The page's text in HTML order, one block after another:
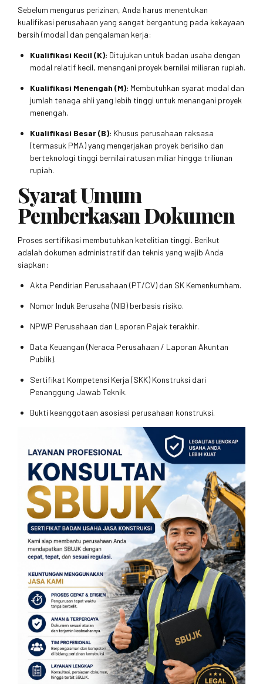
Sebelum mengurus perizinan, Anda harus menentukan
kualifikasi perusahaan yang sangat bergantung pada kekayaan
bersih (modal) dan pengalaman kerja:
Kualifikasi Kecil (K): Ditujukan untuk badan usaha dengan
modal relatif kecil, menangani proyek bernilai miliaran rupiah.
Kualifikasi Menengah (M): Membutuhkan syarat modal dan
jumlah tenaga ahli yang lebih tinggi untuk menangani proyek
menengah.
Kualifikasi Besar (B): Khusus perusahaan raksasa
(termasuk PMA) yang mengerjakan proyek berisiko dan
berteknologi tinggi bernilai ratusan miliar hingga triliunan
rupiah.
Syarat Umum
Pemberkasan Dokumen
Proses sertifikasi membutuhkan ketelitian tinggi. Berikut
adalah dokumen administratif dan teknis yang wajib Anda
siapkan:
Akta Pendirian Perusahaan (PT/CV) dan SK Kemenkumham.
Nomor Induk Berusaha (NIB) berbasis risiko.
NPWP Perusahaan dan Laporan Pajak terakhir.
Data Keuangan (Neraca Perusahaan / Laporan Akuntan
Publik).
Sertifikat Kompetensi Kerja (SKK) Konstruksi dari
Penanggung Jawab Teknik.
Bukti keanggotaan asosiasi perusahaan konstruksi.